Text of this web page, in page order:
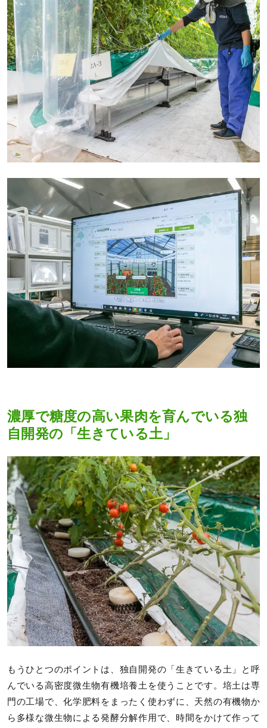
濃厚で糖度の高い果肉を育んでいる独
自開発の「生きている土」
もうひとつのポイントは、独自開発の「生きている土」と呼
んでいる高密度微生物有機培養土を使うことです。培土は専
門の工場で、化学肥料をまったく使わずに、天然の有機物か
ら多様な微生物による発酵分解作用で、時間をかけて作って